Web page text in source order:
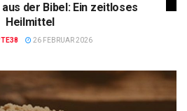
der Bibel: Ein zeitloses
Heilmittel
26 FEBRUAR 2026